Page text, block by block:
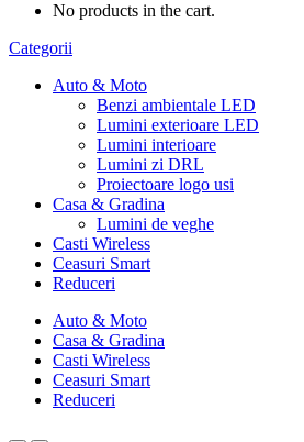
No products in the cart.
Categorii
Auto & Moto
Benzi ambientale LED
Lumini exterioare LED
Lumini interioare
Lumini zi DRL
Proiectoare logo usi
Casa & Gradina
Lumini de veghe
Casti Wireless
Ceasuri Smart
Reduceri
Auto & Moto
Casa & Gradina
Casti Wireless
Ceasuri Smart
Reduceri